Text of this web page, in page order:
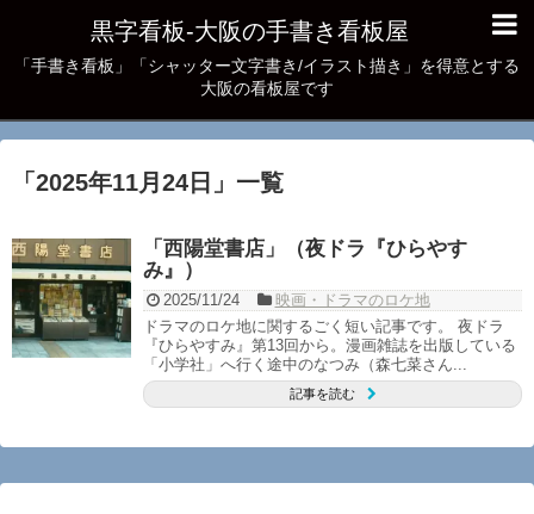
黒字看板‐大阪の手書き看板屋
「手書き看板」「シャッター文字書き/イラスト描き」を得意とする
大阪の看板屋です
「 2025年11月24日 」 一覧
「西陽堂書店」（夜ドラ『ひらやす
み』）
2025/11/24
映画・ドラマのロケ地
ドラマのロケ地に関するごく短い記事です。 夜ドラ
『ひらやすみ』第13回から。漫画雑誌を出版している
「小学社」へ行く途中のなつみ（森七菜さん...
記事を読む